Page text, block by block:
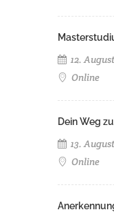
12.
Online
Dein Weg
13.
Online